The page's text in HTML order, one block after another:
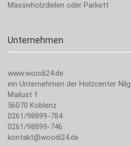
Massivholzdielen oder Parkett
Unternehmen
www.woodi24.de
ein Unternehmen der Holzcenter
Mailust 1
56070 Koblenz
0261/98899-784
0261/98899-746
kontakt@woodi24.de